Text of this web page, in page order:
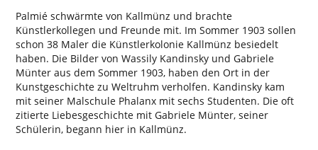
Palmié schwärmte von Kallmünz und brachte
Künstlerkollegen und Freunde mit. Im Sommer 1903 sollen
schon 38 Maler die Künstlerkolonie Kallmünz besiedelt
haben. Die Bilder von Wassily Kandinsky und Gabriele
Münter aus dem Sommer 1903, haben den Ort in der
Kunstgeschichte zu Weltruhm verholfen. Kandinsky kam
mit seiner Malschule Phalanx mit sechs Studenten. Die oft
zitierte Liebesgeschichte mit Gabriele Münter, seiner
Schülerin, begann hier in Kallmünz.